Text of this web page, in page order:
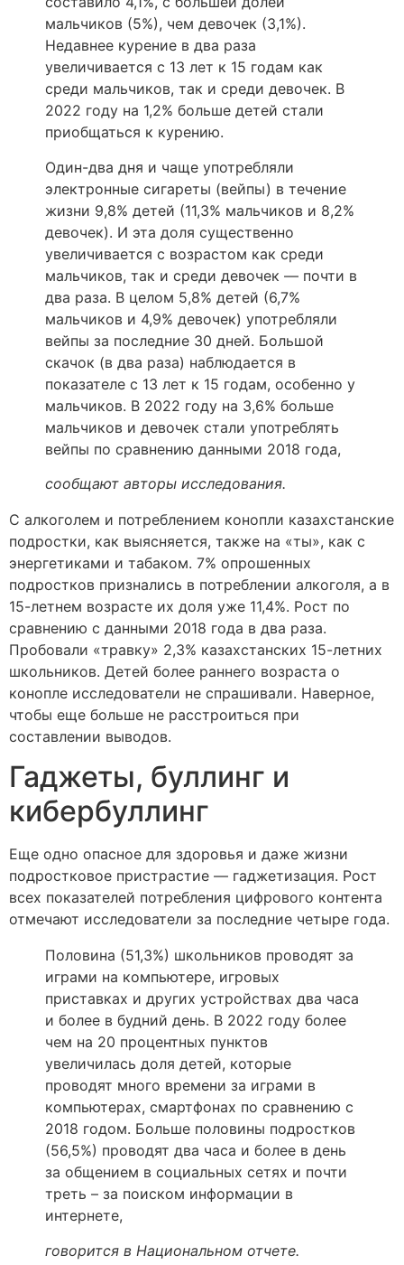
мальчиков (5%), чем девочек (3,1%).
Недавнее курение в два раза
увеличивается с 13 лет к 15 годам как
среди мальчиков, так и среди девочек. В
2022 году на 1,2% больше детей стали
приобщаться к курению.
Один-два дня и чаще употребляли
электронные сигареты (вейпы) в течение
жизни 9,8% детей (11,3% мальчиков и 8,2%
девочек). И эта доля существенно
увеличивается с возрастом как среди
мальчиков, так и среди девочек — почти в
два раза. В целом 5,8% детей (6,7%
мальчиков и 4,9% девочек) употребляли
вейпы за последние 30 дней. Большой
скачок (в два раза) наблюдается в
показателе с 13 лет к 15 годам, особенно у
мальчиков. В 2022 году на 3,6% больше
мальчиков и девочек стали употреблять
вейпы по сравнению данными 2018 года,
сообщают авторы исследования.
С алкоголем и потреблением конопли казахстанские
подростки, как выясняется, также на «ты», как с
энергетиками и табаком. 7% опрошенных
подростков признались в потреблении алкоголя, а в
15-летнем возрасте их доля уже 11,4%. Рост по
сравнению с данными 2018 года в два раза.
Пробовали «травку» 2,3% казахстанских 15-летних
школьников. Детей более раннего возраста о
конопле исследователи не спрашивали. Наверное,
чтобы еще больше не расстроиться при
составлении выводов.
Гаджеты, буллинг и
кибербуллинг
Еще одно опасное для здоровья и даже жизни
подростковое пристрастие — гаджетизация. Рост
всех показателей потребления цифрового контента
отмечают исследователи за последние четыре года.
Половина (51,3%) школьников проводят за
играми на компьютере, игровых
приставках и других устройствах два часа
и более в будний день. В 2022 году более
чем на 20 процентных пунктов
увеличилась доля детей, которые
проводят много времени за играми в
компьютерах, смартфонах по сравнению с
2018 годом. Больше половины подростков
(56,5%) проводят два часа и более в день
за общением в социальных сетях и почти
треть – за поиском информации в
интернете,
говорится в Национальном отчете.